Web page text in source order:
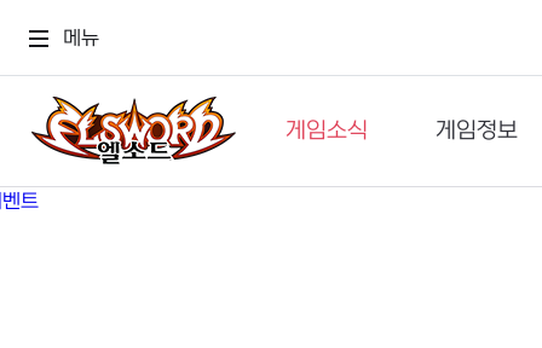
메뉴
게임소식
공지사항
게임정보
세계관